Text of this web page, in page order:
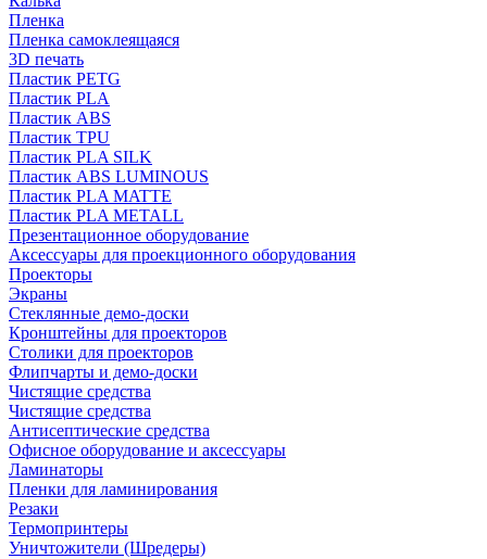
Пленка
Пленка самоклеящаяся
3D печать
Пластик PETG
Пластик PLA
Пластик ABS
Пластик TPU
Пластик PLA SILK
Пластик ABS LUMINOUS
Пластик PLA MATTE
Пластик PLA METALL
Презентационное оборудование
Аксессуары для проекционного оборудования
Проекторы
Экраны
Стеклянные демо-доски
Кронштейны для проекторов
Столики для проекторов
Флипчарты и демо-доски
Чистящие средства
Чистящие средства
Антисептические средства
Офисное оборудование и аксессуары
Ламинаторы
Пленки для ламинирования
Резаки
Термопринтеры
Уничтожители (Шредеры)